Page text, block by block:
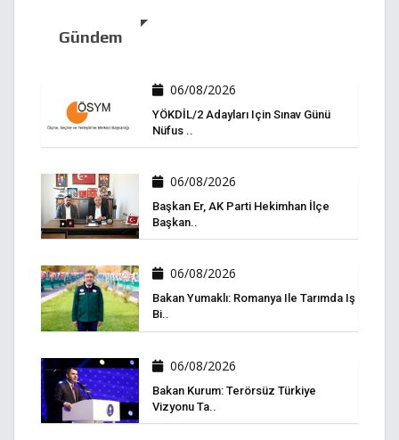
Gündem
06/08/2026
YÖKDİL/2 Adayları Için Sınav Günü
Nüfus ..
06/08/2026
Başkan Er, AK Parti Hekimhan İlçe
Başkan..
06/08/2026
Bakan Yumaklı: Romanya Ile Tarımda Iş
Bi..
06/08/2026
Bakan Kurum: Terörsüz Türkiye
Vizyonu Ta..